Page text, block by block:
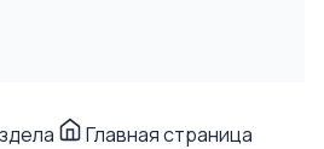
Главная страница